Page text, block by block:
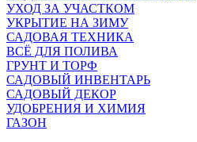
УХОД ЗА УЧАСТКОМ
УКРЫТИЕ НА ЗИМУ
САДОВАЯ ТЕХНИКА
ВСЁ ДЛЯ ПОЛИВА
ГРУНТ И ТОРФ
САДОВЫЙ ИНВЕНТАРЬ
САДОВЫЙ ДЕКОР
УДОБРЕНИЯ И ХИМИЯ
ГАЗОН